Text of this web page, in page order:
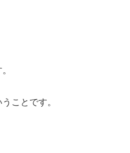
ことです。